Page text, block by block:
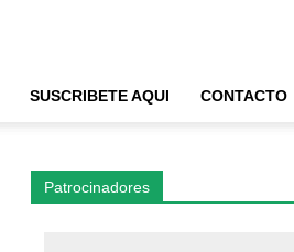
SUSCRIBETE AQUI CONTACTO
Patrocinadores